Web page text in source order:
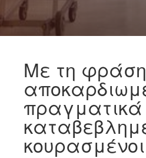
Με τη
πραγματικά